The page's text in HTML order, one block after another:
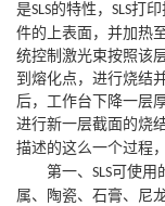
是SLS的特性， SLS打印
件的上表面，并加热
统控制激光束按照该
到熔化点，进行烧结
后，工作台下降一层
进行新一层截面的烧
描述的这么一个过程
第一、 SLS可使用
属、陶瓷、石膏、尼